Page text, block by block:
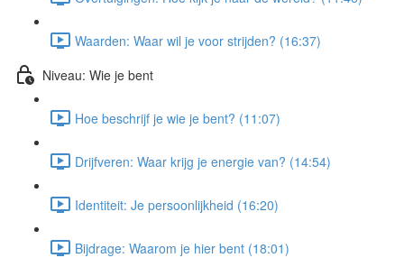
Waarden: Waar wil je voor strijden? (16:37)
Niveau: Wie je bent
Hoe beschrijf je wie je bent? (11:07)
Drijfveren: Waar krijg je energie van? (14:54)
Identiteit: Je persoonlijkheid (16:20)
Bijdrage: Waarom je hier bent (18:01)